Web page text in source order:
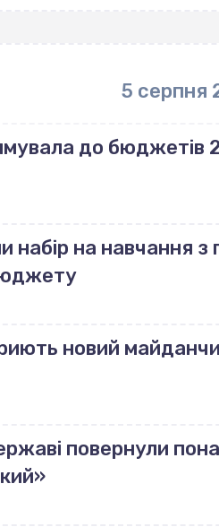
5 серпня
до бюджетів
набір на навчання з
новий
повернули